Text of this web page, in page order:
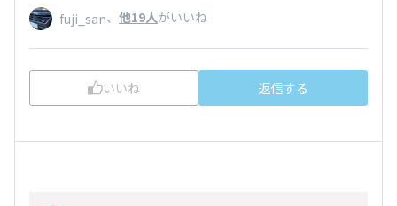
fuji_san、 他19人がいいね
いいね 返信する